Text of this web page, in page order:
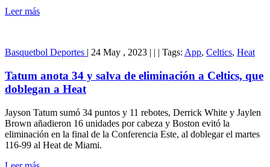
Leer más
Basquetbol Deportes | 24 May , 2023 | | | Tags: App, Celtics, Heat
Tatum anota 34 y salva de eliminación a Celtics, que
doblegan a Heat
Jayson Tatum sumó 34 puntos y 11 rebotes, Derrick White y Jaylen
Brown añadieron 16 unidades por cabeza y Boston evitó la
eliminación en la final de la Conferencia Este, al doblegar el martes
116-99 al Heat de Miami.